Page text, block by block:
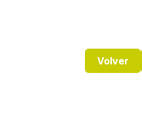
Volver